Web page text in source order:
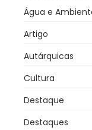
Água e
Artigo
Autárquicas
Cultura
Destaque
Destaques